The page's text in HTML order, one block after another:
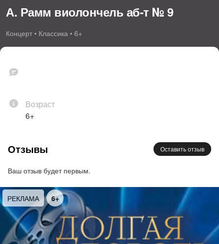
А. Рамм виолончель аб-т № 9
Концерт • Классика • 6+
Возраст
6+
Отзывы Оставить отзыв
Ваш отзыв будет первым.